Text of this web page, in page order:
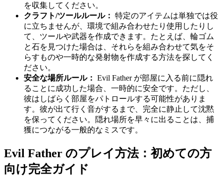
を収集してください。
クラフト/ツールルール： 特定のアイテムは単独では役
に立ちませんが、環境で組み合わせたり使用したりし
て、ツールや武器を作成できます。たとえば、輪ゴム
と石を見つけた場合は、それらを組み合わせて気をそ
らすものや一時的な発射物を作成する方法を探してく
ださい。
安全な場所ルール： Evil Father が部屋に入る前に隠れ
ることに成功した場合、一時的に安全です。ただし、
彼はしばらく部屋をパトロールする可能性がありま
す。彼が出て行く音がするまで、完全に静止して沈黙
を保ってください。隠れ場所を早々に出ることは、捕
獲につながる一般的なミスです。
Evil Father のプレイ方法：初めての方
向け完全ガイド